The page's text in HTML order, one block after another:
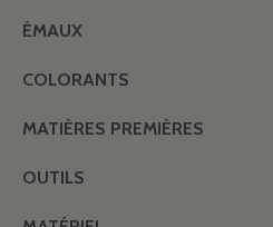
ÉMAUX
COLORANTS
MATIÈRES PREMIÈRES
OUTILS